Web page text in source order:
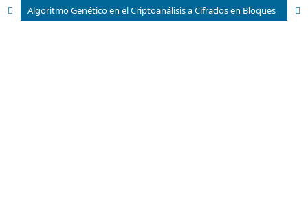
Algoritmo Genético en el Criptoanálisis a Cifrados en Bloques